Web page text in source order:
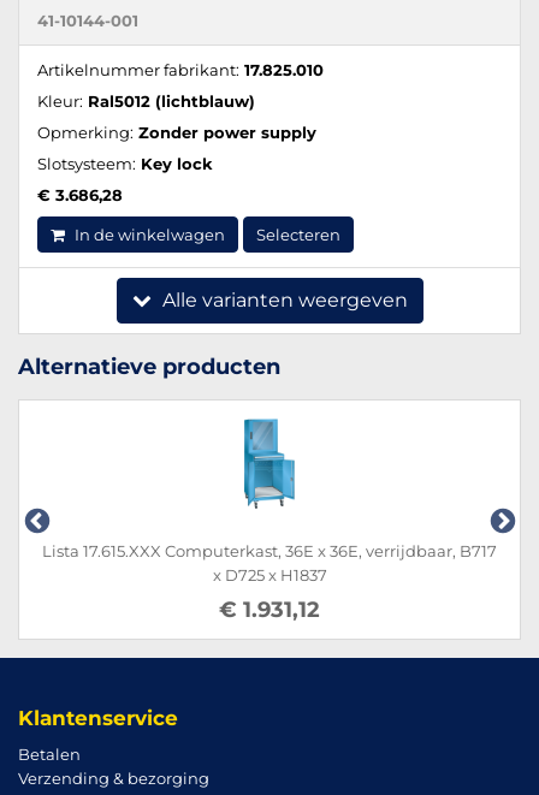
41-10144-001
Artikelnummer fabrikant: 17.825.010
Kleur: Ral5012 (lichtblauw)
Opmerking: Zonder power supply
Slotsysteem: Key lock
€ 3.686,28
In de winkelwagen Selecteren
Alle varianten weergeven
Alternatieve producten
Lista 17.615.XXX Computerkast, 36E x 36E, verrijdbaar, B717
x D725 x H1837
€ 1.931,12
Klantenservice
Betalen
Verzending & bezorging